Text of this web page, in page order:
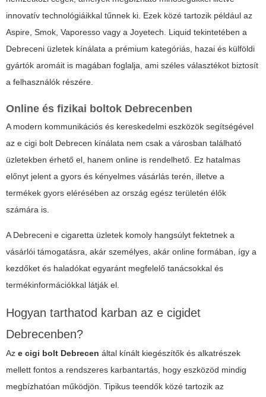
innovatív technológiáikkal tűnnek ki. Ezek közé tartozik például az
Aspire, Smok, Vaporesso vagy a Joyetech. Liquid tekintetében a
Debreceni üzletek kínálata a prémium kategóriás, hazai és külföldi
gyártók aromáit is magában foglalja, ami széles választékot biztosít
a felhasználók részére.
Online és fizikai boltok Debrecenben
A modern kommunikációs és kereskedelmi eszközök segítségével
az e cigi bolt Debrecen kínálata nem csak a városban található
üzletekben érhető el, hanem online is rendelhető. Ez hatalmas
előnyt jelent a gyors és kényelmes vásárlás terén, illetve a
termékek gyors elérésében az ország egész területén élők
számára is.
A Debreceni e cigaretta üzletek komoly hangsúlyt fektetnek a
vásárlói támogatásra, akár személyes, akár online formában, így a
kezdőket és haladókat egyaránt megfelelő tanácsokkal és
termékinformációkkal látják el.
Hogyan tarthatod karban az e cigidet
Debrecenben?
Az e cigi bolt Debrecen által kínált kiegészítők és alkatrészek
mellett fontos a rendszeres karbantartás, hogy eszközöd mindig
megbízhatóan működjön. Tipikus teendők közé tartozik az